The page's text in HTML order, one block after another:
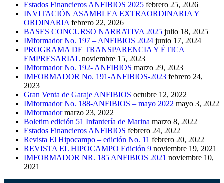
Estados Financieros ANFIBIOS 2025 febrero 25, 2026
INVITACIÓN ASAMBLEA EXTRAORDINARIA Y
ORDINARIA febrero 22, 2026
BASES CONCURSO NARRATIVA 2025 julio 18, 2025
IMformador No. 197 – ANFIBIOS 2024 junio 17, 2024
PROGRAMA DE TRANSPARENCIA Y ÉTICA
EMPRESARIAL noviembre 15, 2023
IMformador No. 192- ANFIBIOS marzo 29, 2023
IMFORMADOR No. 191-ANFIBIOS-2023 febrero 24,
2023
Gran Venta de Garaje ANFIBIOS octubre 12, 2022
IMformador No. 188-ANFIBIOS – mayo 2022 mayo 3, 2022
IMformador marzo 23, 2022
Boletim edición 51 Infantería de Marina marzo 8, 2022
Estados Financieros ANFIBIOS febrero 24, 2022
Revista El Hipocampo – edición No. 11 febrero 20, 2022
REVISTA EL HIPOCAMPO Edición 9 noviembre 19, 2021
IMFORMADOR NR. 185 ANFIBIOS 2021 noviembre 10,
2021